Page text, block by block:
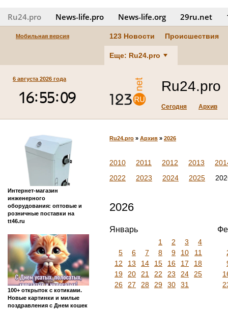
Ru24.pro News‑life.pro News‑life.org 29ru.net
Мобильная версия 123 Новости Происшествия
Еще: Ru24.pro
6 августа 2026 года Ru24.pro
Сегодня Архив
Интернет-магазин
инженерного
оборудования: оптовые и
розничные поставки на
tt46.ru
100+ открыток с котиками.
Новые картинки и милые
поздравления с Днем кошек
Ru24.pro » Архив » 2026
2010 2011 2012 2013
2022
2023 2024 2025
2026
Январь
1 2 3
4
5
6 7 8 9 10
11
12
13 14 15 16 17
18
19
20 21 22 23 24
25
26
27 28 29 30 31